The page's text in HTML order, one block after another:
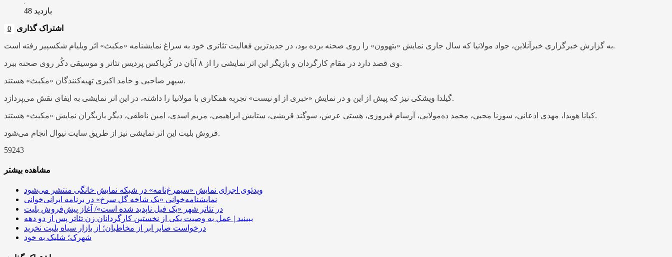
بازدید 48
اشتراک گذاری 0
به گزارش خبرگزاری خبرآنلاین، جواد مولانیا که سال جاری نمایش «بتهوون» را روی صحنه برده بود، در جدیدترین فعالیت تئاتری خود به سراغ نمایشنامه «مکبث» اثر ویلیام شکسپیر رفته است.
وی قصد دارد در مقام کارگردان و بازیگر این اثر نمایشی را از ۸ آبان در کُرباکس پردیس تئاتر و موسیقی دکُر روی صحنه ببرد.
سپهر صاحبی و حامد اکبری تهیه‌کنندگان «مکبث» هستند.
گیلدا ویشکی نیز که پیش از این و در نمایش «خبری از او نیست» تجربه همکاری با مولانیا را داشته، در این اثر نمایشی به ایفای نقش می‌پردازد.
کیانا هویدا، مهدی اذعانی، سورنا محبی، محمد ده‌مولایی، آرسام فیروزی، هستی عرش، سوگند قریشی، ستایش ابراهیمی، مریم اسدی، امین ناطقی، دیگر بازیگران نمایش «مکبث» هستند.
فروش بلیت این اثر نمایشی نیز از طریق سایت تیوال انجام می‌شود.
59243
مشاهده بیشتر
ویدئوی اجرای نمایش «سیمرغ‌نامه» در شبکه نمایش خانگی منتشر می‌شود
نمایشنامه‌خوانی «​​​​​​​یک شاخه گل سرخ» در برنامه ایرانی‌خوانی
در تئاتر شهر «یک فیل ناپدید شده است»/ آغاز پیش‌فروش بلیت
ببینید | عمل به وصیت یکی از نخستین کارگردانان زن تئاتر پس از دو دهه
درخواست صابر ابر از مخاطبان؛ از بازار سیاه بلیت نخرید
شهرک؛ شلیک به خود